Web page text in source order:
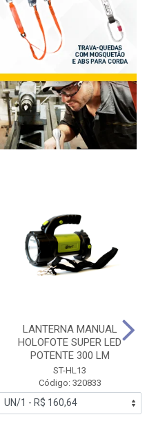
LANTERNA MANUAL
HOLOFOTE SUPER LED
POTENTE 300 LM
ST-HL13
Código: 320833